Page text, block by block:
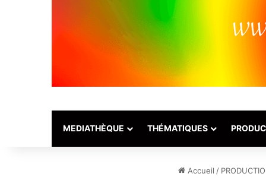
MEDIATHÈQUE THÉMATIQUES
Accueil /